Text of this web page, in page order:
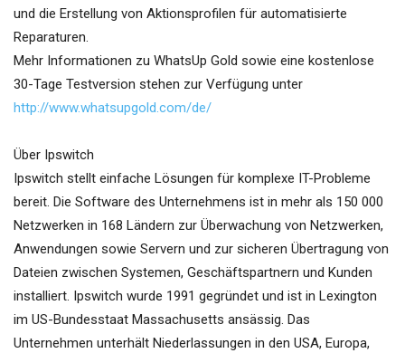
und die Erstellung von Aktionsprofilen für automatisierte
Reparaturen.
Mehr Informationen zu WhatsUp Gold sowie eine kostenlose
30-Tage Testversion stehen zur Verfügung unter
http://www.whatsupgold.com/de/
Über Ipswitch
Ipswitch stellt einfache Lösungen für komplexe IT-Probleme
bereit. Die Software des Unternehmens ist in mehr als 150 000
Netzwerken in 168 Ländern zur Überwachung von Netzwerken,
Anwendungen sowie Servern und zur sicheren Übertragung von
Dateien zwischen Systemen, Geschäftspartnern und Kunden
installiert. Ipswitch wurde 1991 gegründet und ist in Lexington
im US-Bundesstaat Massachusetts ansässig. Das
Unternehmen unterhält Niederlassungen in den USA, Europa,